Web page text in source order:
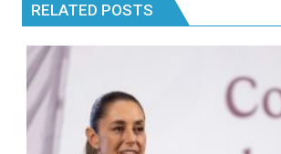
RELATED POSTS